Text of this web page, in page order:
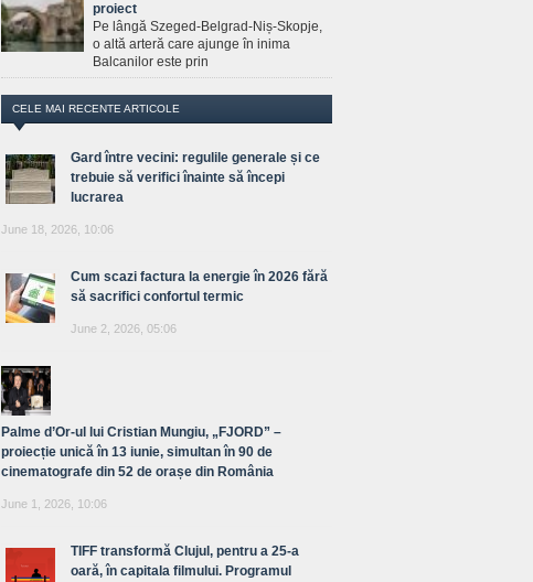
proiect
Pe lângă Szeged-Belgrad-Niș-Skopje,
o altă arteră care ajunge în inima
Balcanilor este prin
CELE MAI RECENTE ARTICOLE
Gard între vecini: regulile generale și ce
trebuie să verifici înainte să începi
lucrarea
June 18, 2026, 10:06
Cum scazi factura la energie în 2026 fără
să sacrifici confortul termic
June 2, 2026, 05:06
Palme d’Or-ul lui Cristian Mungiu, „FJORD” –
proiecție unică în 13 iunie, simultan în 90 de
cinematografe din 52 de orașe din România
June 1, 2026, 10:06
TIFF transformă Clujul, pentru a 25-a
oară, în capitala filmului. Programul